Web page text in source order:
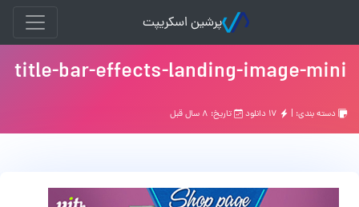
پرشین اسکریپت
title-bar-effects-landing-image-mini
دسته بندی: | تاریخ: ۸ سال قبل